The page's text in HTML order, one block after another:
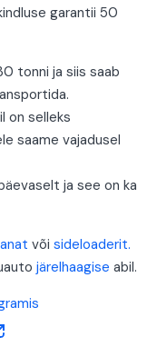
garantii 50
tonni ja siis saab
on selleks
saame vajadusel
ja see on ka
või sideloaderit.
järelhaagise abil.